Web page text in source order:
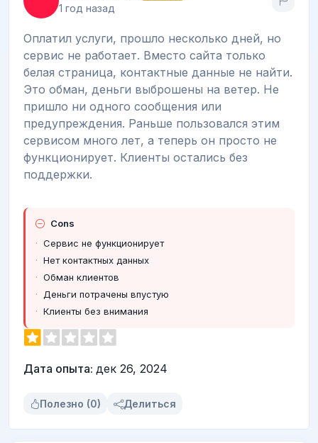
1 год назад
Оплатил услуги, прошло несколько дней, но
сервис не работает. Вместо сайта только
белая страница, контактные данные не найти.
Это обман, деньги выброшены на ветер. Не
пришло ни одного сообщения или
предупреждения. Раньше пользовался этим
сервисом много лет, а теперь он просто не
функционирует. Клиенты остались без
поддержки.
Cons
Сервис не функционирует
Нет контактных данных
Обман клиентов
Деньги потрачены впустую
Клиенты без внимания
Дата опыта: дек 26, 2024
Полезно (0) Делиться